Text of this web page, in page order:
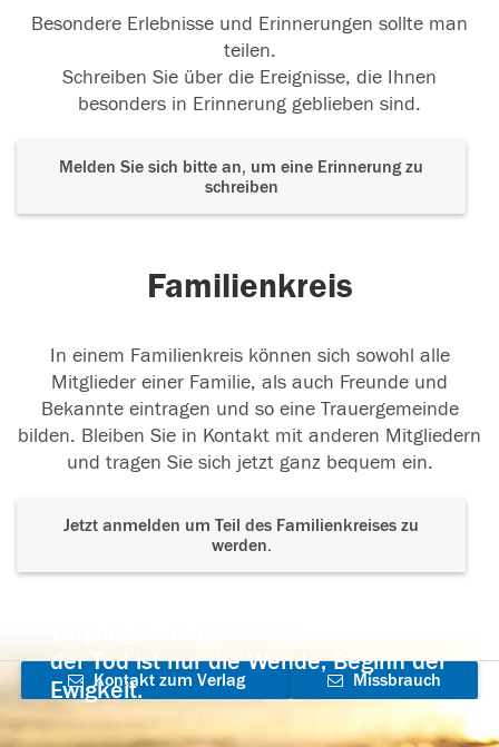
Besondere Erlebnisse und Erinnerungen sollte man
teilen.
Schreiben Sie über die Ereignisse, die Ihnen
besonders in Erinnerung geblieben sind.
Melden Sie sich bitte an, um eine Erinnerung zu
schreiben
Familienkreis
In einem Familienkreis können sich sowohl alle
Mitglieder einer Familie, als auch Freunde und
Bekannte eintragen und so eine Trauergemeinde
bilden. Bleiben Sie in Kontakt mit anderen Mitgliedern
und tragen Sie sich jetzt ganz bequem ein.
Jetzt anmelden um Teil des Familienkreises zu
werden.
der Tod ist nur die Wende, Beginn der
Ewigkeit.
Kontakt zum Verlag
aufnehmen
Missbrauch